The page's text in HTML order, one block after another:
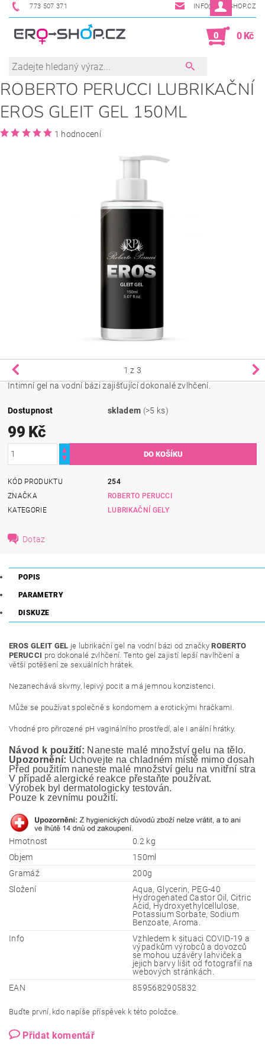
773 507 371 INFO@ERO-SHOP.CZ
0 0 Kč
ROBERTO PERUCCI LUBRIKAČNÍ
EROS GLEIT GEL 150ML
1 hodnocení
1 z 3
Intimní gel na vodní bázi zajišťující dokonalé zvlhčení.
Dostupnost skladem (>5 ks)
99 Kč
KÓD PRODUKTU
254
ZNAČKA
ROBERTO PERUCCI
KATEGORIE
LUBRIKAČNÍ GELY
Dotaz
POPIS
PARAMETRY
DISKUZE
EROS GLEIT GEL je lubrikační gel na vodní bázi od značkyROBERTO
PERUCCI pro dokonalé zvlhčení. Tento gel zajistí lepší navlhčení a
větší potěšení ze sexuálních hrátek.
Nezanechává skvrny, lepivý pocit a má jemnou konzistenci.
Může se používat společně s kondomem a erotickými hračkami.
Vhodné pro přirozené pH vaginálního prostředí, ale i anální hrátky.
Návod k použití: Naneste malé množství gelu na tělo.
Upozornění: Uchovejte na chladném místě mimo dosah
Před použitím naneste malé množství gelu na vnitřní
V případě alergické reakce přestaňte používat.
Výrobek byl dermatologicky testován.
Pouze k zevnímu použití.
Hmotnost
0.2 kg
Objem
150ml
Gramáž
200g
Složení
Aqua, Glycerin, PEG-40
Hydrogenated Castor Oil, Citric
Acid, Hydroxyethylcellulose,
Potassium Sorbate, Sodium
Benzoate, Aroma.
Info
Vzhledem k situaci COVID-19 a
výpadkům výrobců a dovozců
se mohou uzávěry lahviček a
jejich barvy lišit od fotografií na
webových stránkách.
EAN
8595682905832
Buďte první, kdo napíše příspěvek k této položce.
Přidat komentář